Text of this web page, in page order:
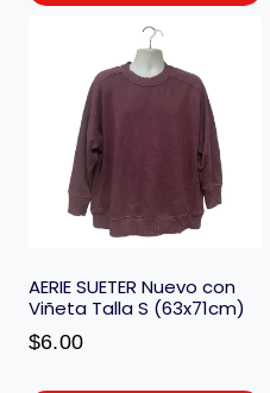
AERIE SUETER Nuevo con
Viñeta Talla S (63x71cm)
$6.00